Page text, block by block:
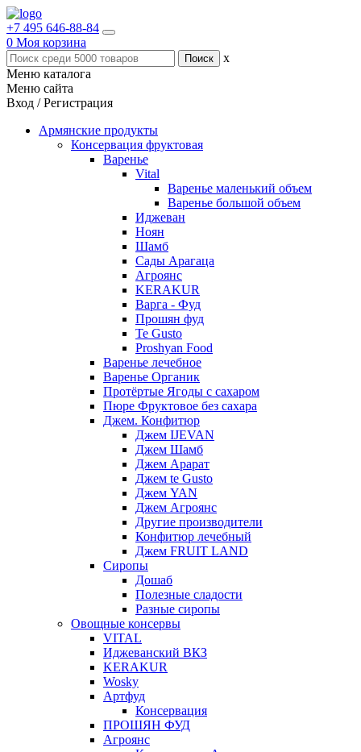
+7 495 646-88-84
0 Моя корзина
x
Меню каталога
Меню сайта
Вход / Регистрация
Армянские продукты
Консервация фруктовая
Варенье
Vital
Варенье маленький объем
Варенье большой объем
Иджеван
Ноян
Шамб
Сады Арагаца
Агроянс
KERAKUR
Варга - Фуд
Прошян фуд
Te Gusto
Proshyan Food
Варенье лечебное
Варенье Органик
Протёртые Ягоды с сахаром
Пюре Фруктовое без сахара
Джем. Конфитюр
Джем IJEVAN
Джем Шамб
Джем Арарат
Джем te Gusto
Джем YAN
Джем Агроянс
Другие производители
Конфитюр лечебный
Джем FRUIT LAND
Сиропы
Дошаб
Полезные сладости
Разные сиропы
Овощные консервы
VITAL
Иджеванский ВКЗ
KERAKUR
Wosky
Артфуд
Консервация
ПРОШЯН ФУД
Агроянс